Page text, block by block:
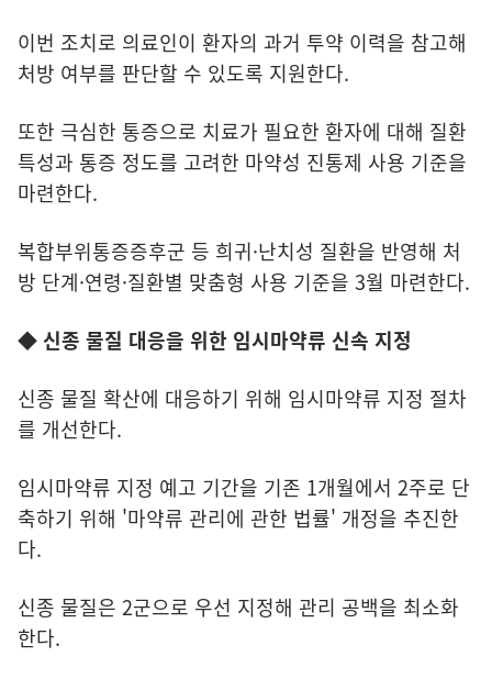
이번 조치로 의료인이 환자의 과거 투약 이력을 참고해
처방 여부를 판단할 수 있도록 지원한다.
또한 극심한 통증으로 치료가 필요한 환자에 대해 질환
특성과 통증 정도를 고려한 마약성 진통제 사용 기준을
마련한다.
복합부위통증증후군 등 희귀·난치성 질환을 반영해 처
방 단계·연령·질환별 맞춤형 사용 기준을 3월 마련한다.
◆ 신종 물질 대응을 위한 임시마약류 신속 지정
신종 물질 확산에 대응하기 위해 임시마약류 지정 절차
를 개선한다.
임시마약류 지정 예고 기간을 기존 1개월에서 2주로 단
축하기 위해 '마약류 관리에 관한 법률' 개정을 추진한
다.
신종 물질은 2군으로 우선 지정해 관리 공백을 최소화
한다.